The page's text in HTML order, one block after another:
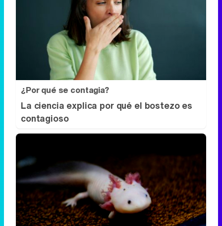
¿Por qué se contagia?
La ciencia explica por qué el bostezo es
contagioso